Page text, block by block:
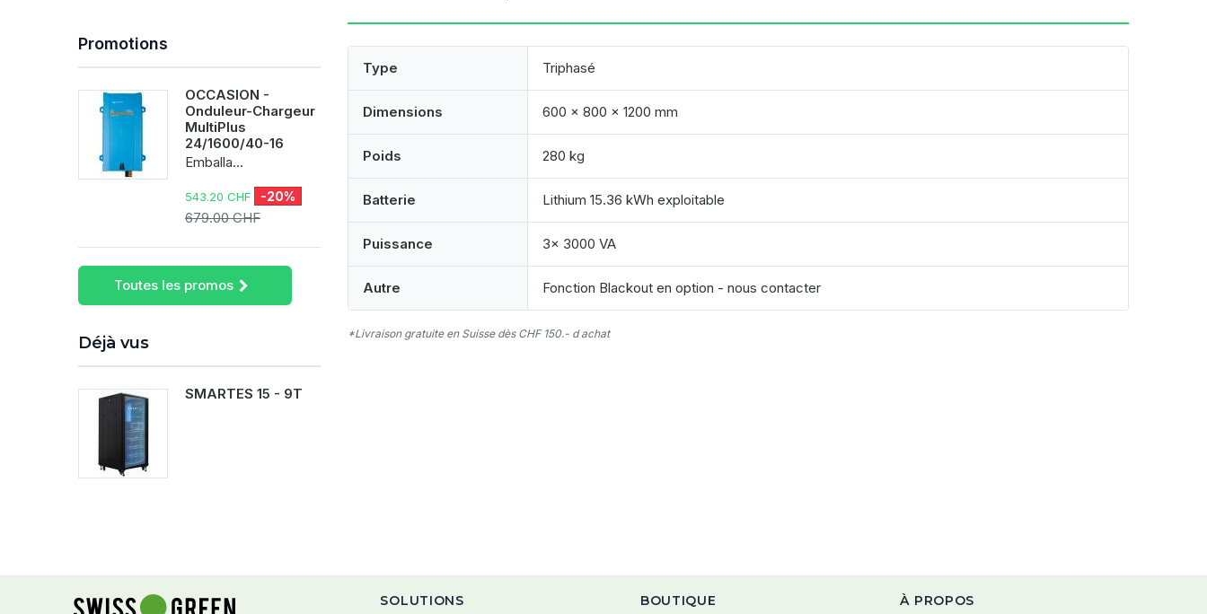
Promotions
OCCASION -
Onduleur-Chargeur
MultiPlus
24/1600/40-16
Emballa...
543.20 CHF -20%
679.00 CHF
Toutes les promos
Déjà vus
SMARTES 15 - 9T
Type Triphasé
Dimensions 600 x 800 x 1200 mm
Poids 280 kg
Batterie Lithium 15.36 kWh exploitable
Puissance 3x 3000 VA
Autre Fonction Blackout en option - nous contacter
*Livraison gratuite en Suisse dès CHF 150.- d achat
SOLUTIONS BOUTIQUE À PROPOS